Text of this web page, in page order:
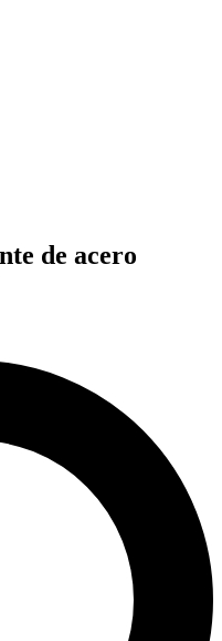
de acero